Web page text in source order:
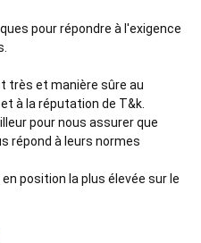
pour répondre à l'exigence
très et manière sûre au
à la réputation de T&k.
pour nous assurer que
répond à leurs normes
position la plus élevée sur le